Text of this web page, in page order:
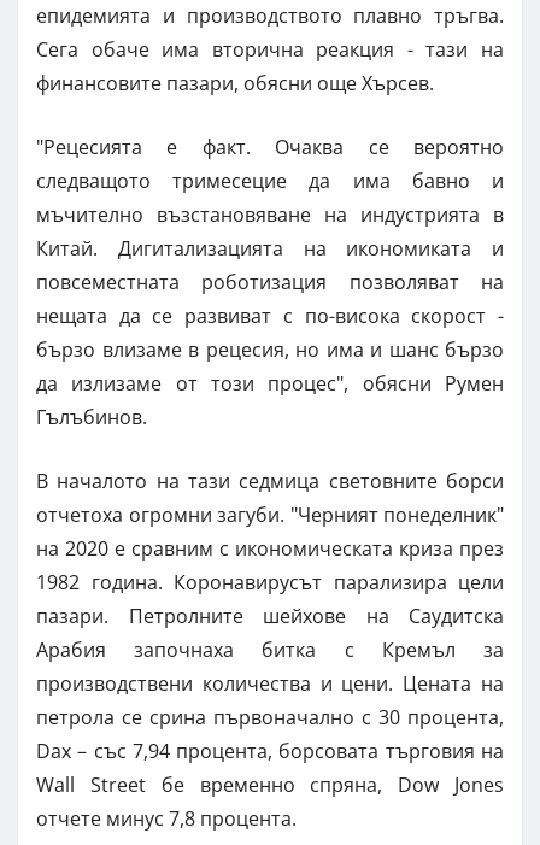
епидемията и производството плавно тръгва.
Сега обаче има вторична реакция - тази на
финансовите пазари, обясни още Хърсев.
"Рецесията е факт. Очаква се вероятно
следващото тримесецие да има бавно и
мъчително възстановяване на индустрията в
Китай. Дигитализацията на икономиката и
повсеместната роботизация позволяват на
нещата да се развиват с по-висока скорост -
бързо влизаме в рецесия, но има и шанс бързо
да излизаме от този процес", обясни Румен
Гълъбинов.
В началото на тази седмица световните борси
отчетоха огромни загуби. "Черният понеделник"
на 2020 е сравним с икономическата криза през
1982 година. Коронавирусът парализира цели
пазари. Петролните шейхове на Саудитска
Арабия започнаха битка с Кремъл за
производствени количества и цени. Цената на
петрола се срина първоначално с 30 процента,
Dax – със 7,94 процента, борсовата търговия на
Wall Street бе временно спряна, Dow Jones
отчете минус 7,8 процента.